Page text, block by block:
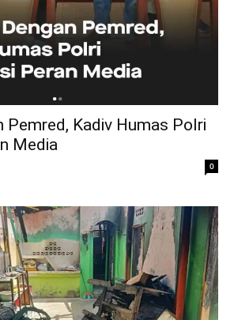
Pemred, Kadiv Humas Polri
Media
0